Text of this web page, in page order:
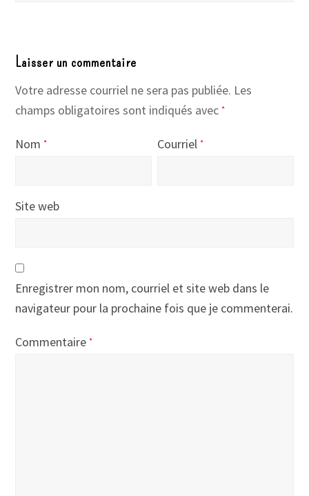
Laisser un commentaire
Votre adresse courriel ne sera pas publiée. Les
champs obligatoires sont indiqués avec*
Nom* Courriel*
Site web
Enregistrer mon nom, courriel et site web dans le
navigateur pour la prochaine fois que je commenterai.
Commentaire*